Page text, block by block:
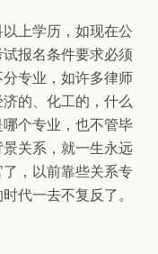
上学历，如现在公
报名条件要求必须
专业，如许多律师
的、化工的，什么
个专业，也不管毕
关系，就一生永远
，以前靠些关系专
代一去不复反了。